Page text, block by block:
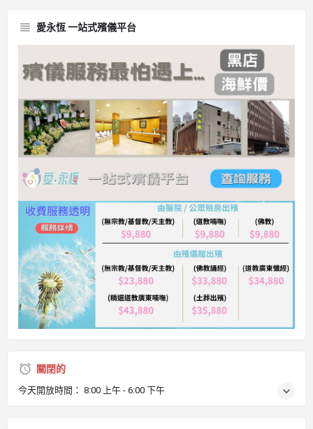
愛永恆 一站式殯儀平台
關閉的
今天開放時間： 8:00 上午 - 6:00 下午